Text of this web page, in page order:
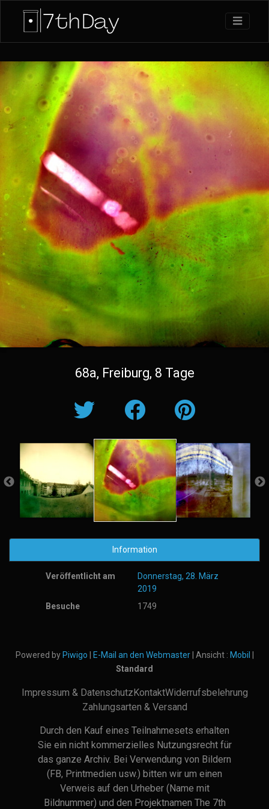
68a, Freiburg, 8 Tage
Information
Veröffentlicht am
Donnerstag, 28. März
2019
Besuche
1749
Powered by Piwigo E-Mail an den Webmaster| Ansicht : Mobil
Standard
Impressum & DatenschutzKontaktWiderrufsbelehrung
Zahlungsarten & Versand
Durch den Kauf eines Teilnahmesets erhalten
Sie ein nicht kommerzielles Nutzungsrecht für
das ganze Archiv. Bei Verwendung von Bildern
(FB, Printmedien usw.) bitten wir um einen
Verweis auf den Urheber (Name mit
Bildnummer) und den Projektnamen The 7th